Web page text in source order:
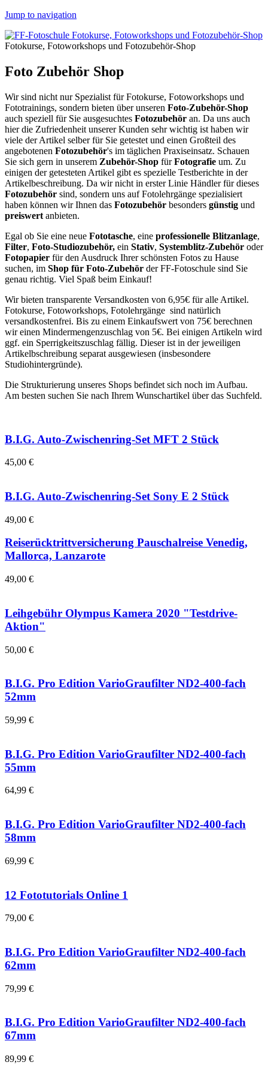
Jump to navigation
Fotokurse, Fotoworkshops und Fotozubehör-Shop
Foto Zubehör Shop
Wir sind nicht nur Spezialist für Fotokurse, Fotoworkshops und
Fototrainings, sondern bieten über unseren Foto-Zubehör-Shop
auch speziell für Sie ausgesuchtes Fotozubehör an. Da uns auch
hier die Zufriedenheit unserer Kunden sehr wichtig ist haben wir
viele der Artikel selber für Sie getestet und einen Großteil des
angebotenen Fotozubehör's im täglichen Praxiseinsatz. Schauen
Sie sich gern in unserem Zubehör-Shop fürFotografie um. Zu
einigen der getesteten Artikel gibt es spezielle Testberichte in der
Artikelbeschreibung. Da wir nicht in erster Linie Händler für dieses
Fotozubehör sind, sondern uns auf Fotolehrgänge spezialisiert
haben können wir Ihnen das Fotozubehör besonders günstig und
preiswert anbieten.
Egal ob Sie eine neue Fototasche, eine professionelle Blitzanlage,
Filter, Foto-Studiozubehör, ein Stativ, Systemblitz-Zubehör oder
Fotopapier für den Ausdruck Ihrer schönsten Fotos zu Hause
suchen, im Shop für Foto-Zubehör der FF-Fotoschule sind Sie
genau richtig. Viel Spaß beim Einkauf!
Wir bieten transparente Versandkosten von 6,95€ für alle Artikel.
Fotokurse, Fotoworkshops, Fotolehrgänge sind natürlich
versandkostenfrei. Bis zu einem Einkaufswert von 75€ berechnen
wir einen Mindermengenzuschlag von 5€. Bei einigen Artikeln wird
ggf. ein Sperrigkeitszuschlag fällig. Dieser ist in der jeweiligen
Artikelbschreibung separat ausgewiesen (insbesondere
Studiohintergründe).
Die Strukturierung unseres Shops befindet sich noch im Aufbau.
Am besten suchen Sie nach Ihrem Wunschartikel über das Suchfeld.
B.I.G. Auto-Zwischenring-Set MFT 2 Stück
45,00 €
B.I.G. Auto-Zwischenring-Set Sony E 2 Stück
49,00 €
Reiserücktrittversicherung Pauschalreise Venedig,
Mallorca, Lanzarote
49,00 €
Leihgebühr Olympus Kamera 2020 "Testdrive-
Aktion"
50,00 €
B.I.G. Pro Edition VarioGraufilter ND2-400-fach
52mm
59,99 €
B.I.G. Pro Edition VarioGraufilter ND2-400-fach
55mm
64,99 €
B.I.G. Pro Edition VarioGraufilter ND2-400-fach
58mm
69,99 €
12 Fototutorials Online 1
79,00 €
B.I.G. Pro Edition VarioGraufilter ND2-400-fach
62mm
79,99 €
B.I.G. Pro Edition VarioGraufilter ND2-400-fach
67mm
89,99 €